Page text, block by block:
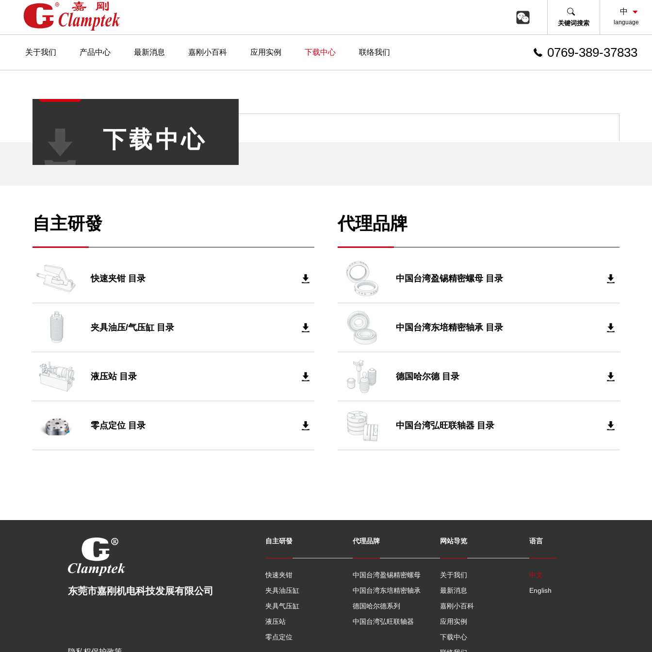
关键词搜索 language
关于我们 产品中心 最新消息 嘉刚小百科 应用实例 下载中心 联络我们 0769-389-37833
下载中心
自主研發
快速夹钳 目录
夹具油压/气压缸 目录
液压站 目录
零点定位 目录
代理品牌
中国台湾盈锡精密螺母 目录
中国台湾东培精密轴承 目录
德国哈尔德 目录
中国台湾弘旺联轴器 目录
东莞市嘉刚机电科技发展有限公司
自主研發
快速夹钳
夹具油压缸
夹具气压缸
液压站
零点定位
代理品牌
中国台湾盈锡精密螺母
中国台湾东培精密轴承
德国哈尔德系列
中国台湾弘旺联轴器
网站导览
关于我们
最新消息
嘉刚小百科
应用实例
下载中心
语言
中文
English